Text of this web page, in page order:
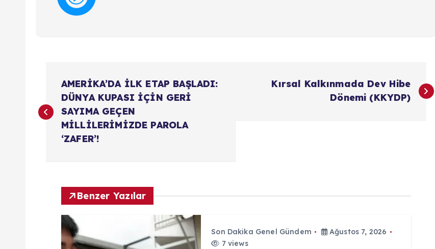
a
AMERİKA’DA İLK ETAP BAŞLADI:
DÜNYA KUPASI İÇİN GERİ
SAYIMA GEÇEN
MİLLİLERİMİZDE PAROLA
‘ZAFER’!
Kırsal Kalkınmada Dev Hibe
Dönemi (KKYDP)
Benzer Yazılar
Son Dakika Genel Gündem
Ağustos 7, 2026
7 views